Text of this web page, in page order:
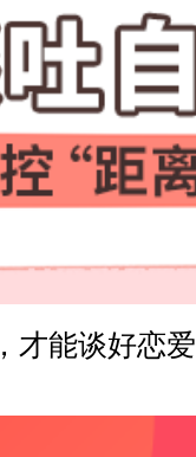
才能谈好恋爱